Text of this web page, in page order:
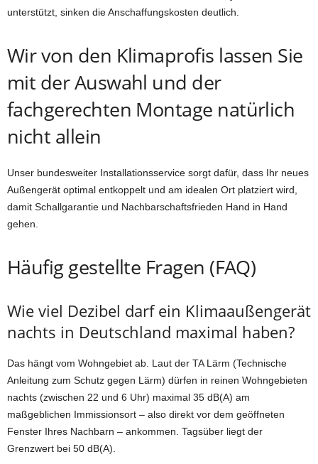
unterstützt, sinken die Anschaffungskosten deutlich.
Wir von den Klimaprofis lassen Sie
mit der Auswahl und der
fachgerechten Montage natürlich
nicht allein
Unser bundesweiter Installationsservice sorgt dafür, dass Ihr neues
Außengerät optimal entkoppelt und am idealen Ort platziert wird,
damit Schallgarantie und Nachbarschaftsfrieden Hand in Hand
gehen.
Häufig gestellte Fragen (FAQ)
Wie viel Dezibel darf ein Klimaaußengerät
nachts in Deutschland maximal haben?
Das hängt vom Wohngebiet ab. Laut der TA Lärm (Technische
Anleitung zum Schutz gegen Lärm) dürfen in reinen Wohngebieten
nachts (zwischen 22 und 6 Uhr) maximal 35 dB(A) am
maßgeblichen Immissionsort – also direkt vor dem geöffneten
Fenster Ihres Nachbarn – ankommen. Tagsüber liegt der
Grenzwert bei 50 dB(A).